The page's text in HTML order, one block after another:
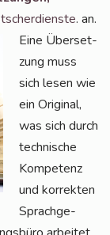
. an.
Eine Über­set­
zung muss
sich lesen wie
ein Ori­gi­nal,
was sich durch
tech­ni­sche
Kom­pe­tenz
und kor­rek­ten
Sprach­ge­